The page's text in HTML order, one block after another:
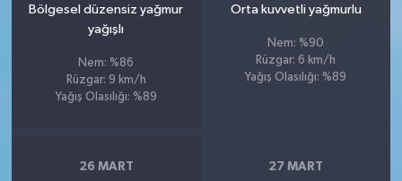
Bölgesel düzensiz yağmur
yağışlı
Nem: %86
Rüzgar: 9 km/h
Yağış Olasılığı: %89
Orta kuvvetli yağmurlu
Nem: %90
Rüzgar: 6 km/h
Yağış Olasılığı: %89
26 MART 27 MART